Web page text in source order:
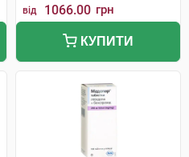
від 1066.00 грн
КУПИТИ